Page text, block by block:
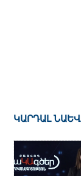
ԿԱՐԴԱԼ ՆԱԵՎ